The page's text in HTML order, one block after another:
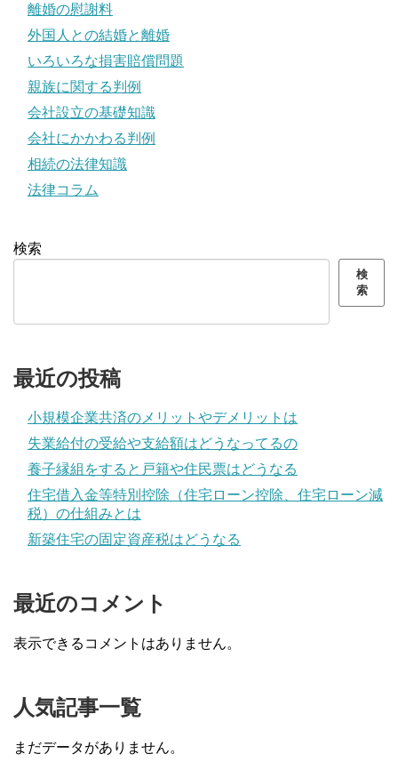
離婚の慰謝料
外国人との結婚と離婚
いろいろな損害賠償問題
親族に関する判例
会社設立の基礎知識
会社にかかわる判例
相続の法律知識
法律コラム
検索
検
索
最近の投稿
小規模企業共済のメリットやデメリットは
失業給付の受給や支給額はどうなってるの
養子縁組をすると戸籍や住民票はどうなる
住宅借入金等特別控除（住宅ローン控除、住宅ローン減
税）の仕組みとは
新築住宅の固定資産税はどうなる
最近のコメント
表示できるコメントはありません。
人気記事一覧
まだデータがありません。